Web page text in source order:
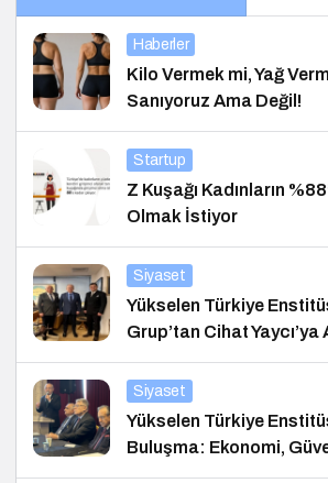
Haberler
Kilo Vermek mi, Yağ
Sanıyoruz Ama Değil!
Startup
Z Kuşağı Kadınların
Olmak İstiyor
Siyaset
Yükselen Türkiye
Grup’tan Cihat
Siyaset
Yükselen Türkiye
Buluşma: Ekonomi,
ve Hukuk Konferansı